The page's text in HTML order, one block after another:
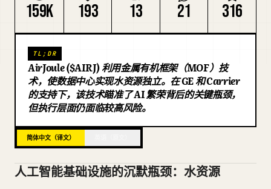
定价
下载
博客
更新
159K 193 13 21 316
TL;DR
AirJoule ($AIRJ) 利用金属有机框架（MOF）技
术，使数据中心实现水资源独立。在 GE 和 Carrier
的支持下，该技术瞄准了 AI 繁荣背后的关键瓶颈，
但执行层面仍面临较高风险。
简体中文（译文）
人工智能基础设施的沉默瓶颈：水资源